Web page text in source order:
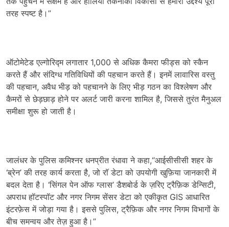
तरह स्पष्ट है।”
ऑटोमेटेड एल्गोरिद्म लगातार 1,000 से अधिक कैमरा फीड्स को स्कैन
करते हैं और संदिग्ध गतिविधियों की पहचान करते हैं। इनमें लावारिस वस्तु
की पहचान, अवैध भीड़ को पहचानने के लिए भीड़ गठन का विश्लेषण और
कैमरों से छेड़छाड़ होने पर अलर्ट जारी करना शामिल है, जिससे तुरंत मैनुअल
समीक्षा शुरू हो जाती है।
जालंधर के पुलिस कमिश्नर धनप्रीत रंधावा ने कहा,“आईसीसीसी शहर के
‘ब्रेन’ की तरह कार्य करता है, जो रॉ डेटा को उपयोगी खुफ़िया जानकारी में
बदल देता है। ‘सिंगल पेन ऑफ ग्लास’ डैशबोर्ड के ज़रिए ट्रैफ़िक डेन्सिटी,
अपराध हॉटस्पॉट और नगर निगम सेंसर डेटा को एकीकृत GIS आधारित
इंटरफ़ेस में जोड़ा गया है। इससे पुलिस, ट्रैफ़िक और नगर निगम विभागों के
बीच समन्वय और तेज़ हुआ है।”